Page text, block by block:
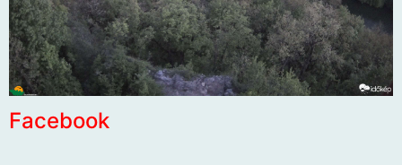
Facebook